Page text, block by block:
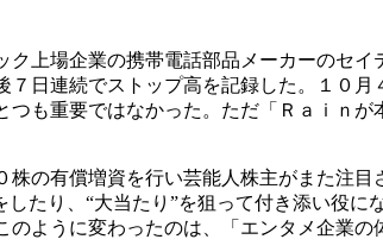
上場企業の携帯電話部品メーカーのセ
日連続でストップ高を記録した。１０
も重要ではなかった。ただ「Ｒａｉｎ
の有償増資を行い芸能人株主がまた注
たり、“大当たり”を狙って付き添い役
ように変わったのは、「エンタメ企業